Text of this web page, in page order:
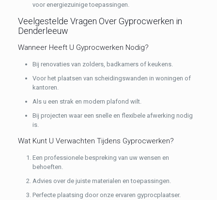
voor energiezuinige toepassingen.
Veelgestelde Vragen Over Gyprocwerken in
Denderleeuw
Wanneer Heeft U Gyprocwerken Nodig?
Bij renovaties van zolders, badkamers of keukens.
Voor het plaatsen van scheidingswanden in woningen of
kantoren.
Als u een strak en modern plafond wilt.
Bij projecten waar een snelle en flexibele afwerking nodig
is.
Wat Kunt U Verwachten Tijdens Gyprocwerken?
Een professionele bespreking van uw wensen en
behoeften.
Advies over de juiste materialen en toepassingen.
Perfecte plaatsing door onze ervaren gyprocplaatser.